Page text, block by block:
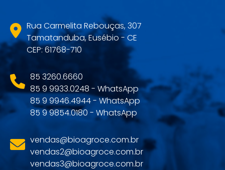
Rua Carmelita Rebouças, 307
Tamatanduba, Eusébio - CE
CEP: 61768-710
85 3260.6660
85 9 9933.0248 - WhatsApp
85 9 9946.4944 - WhatsApp
85 9 9854.0180 - WhatsApp
vendas@bioagroce.com.br
vendas2@bioagroce.com.br
vendas3@bioagroce.com.br